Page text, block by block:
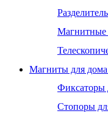
Магнитные
Магниты для дома
Фиксаторы
Стопоры